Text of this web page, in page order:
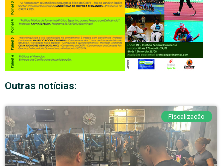
Outras notícias:
Fiscalização